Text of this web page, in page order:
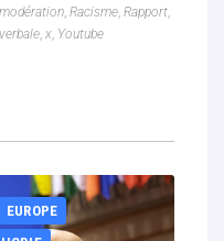
, Racisme, Rapport,
, x, Youtube
EUROPE